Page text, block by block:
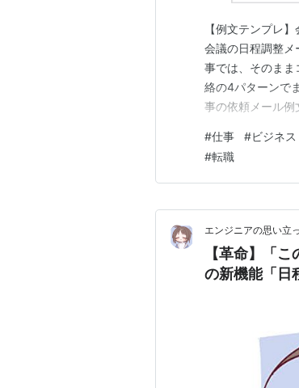
【例文テンプレ
会議の日程調整
事では、そのまま
絡の4パターンで
事の依頼メール
ール例文 会議の
相手への配慮表
#仕事 #ビジネス
#転職
エンジニアの思い立
【革命】「
の新機能「日